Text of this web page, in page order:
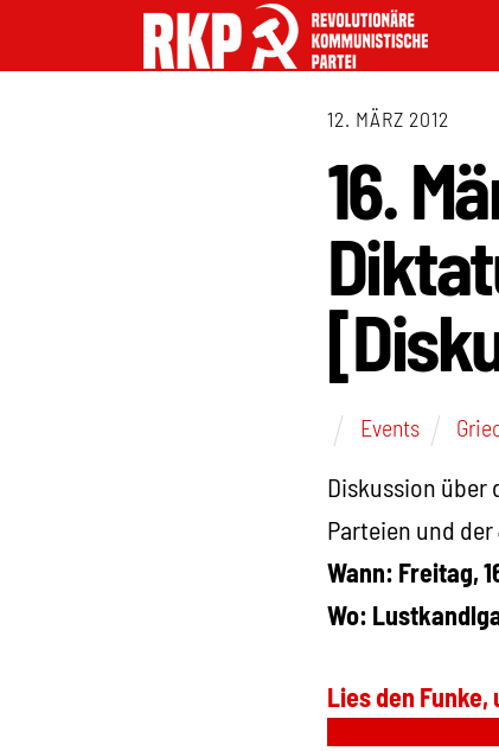
12. MÄRZ 2012
16.
Events
Diskussion über
Parteien und
Wann: Freitag,
Wo:
Lies den